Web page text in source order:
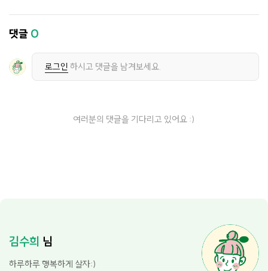
댓글 0
로그인 하시고 댓글을 남겨보세요.
여러분의 댓글을 기다리고 있어요 :)
김수희 님
하루하루 행복하게 살자:)